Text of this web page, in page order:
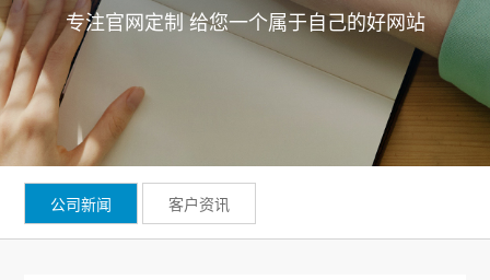
专注官网定制 给您一个属于自己的好网站
公司新闻 客户资讯